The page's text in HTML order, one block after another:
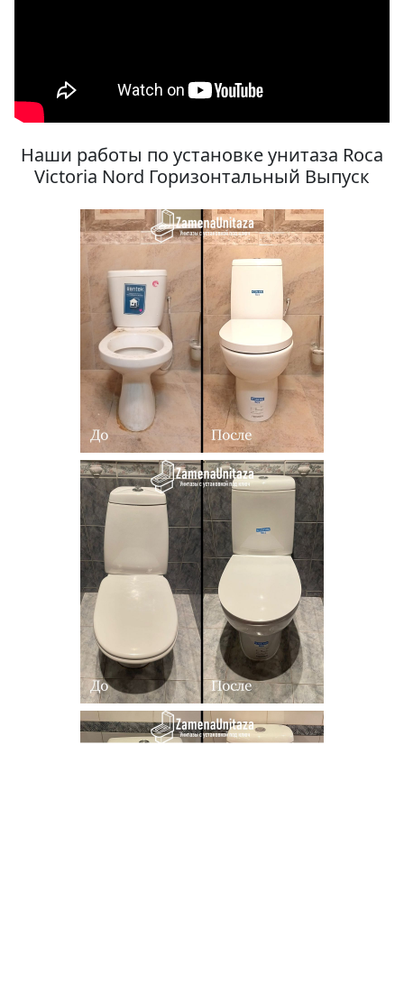
Наши работы по установке унитаза Roca
Victoria Nord Горизонтальный Выпуск